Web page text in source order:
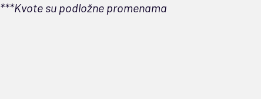
***Kvote su podložne promenama